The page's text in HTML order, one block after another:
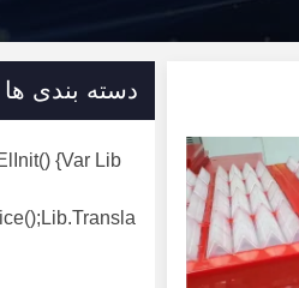
دسته بندی ها
{var Lib